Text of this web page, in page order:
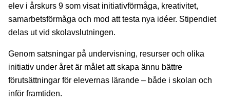
elev i årskurs 9 som visat initiativförmåga, kreativitet,
samarbetsförmåga och mod att testa nya idéer. Stipendiet
delas ut vid skolavslutningen.
Genom satsningar på undervisning, resurser och olika
initiativ under året är målet att skapa ännu bättre
förutsättningar för elevernas lärande – både i skolan och
inför framtiden.